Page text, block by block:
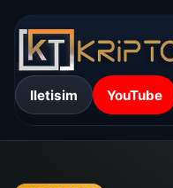
Iletisim YouTube